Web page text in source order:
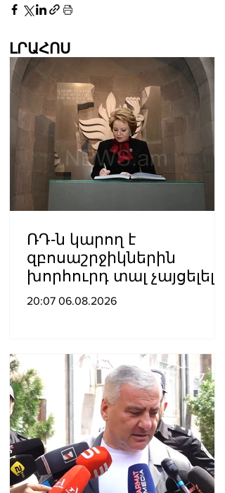
ԼՐԱՀՈՍ
ՌԴ-ն կարող է
զբոսաշրջիկներին
խորհուրդ տալ չայցելել
Հայաստան՝
պատճառով.
Մատվիենկո
20:07 06.08.2026